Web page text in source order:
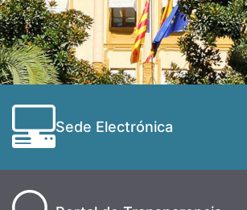
Sede Electrónica